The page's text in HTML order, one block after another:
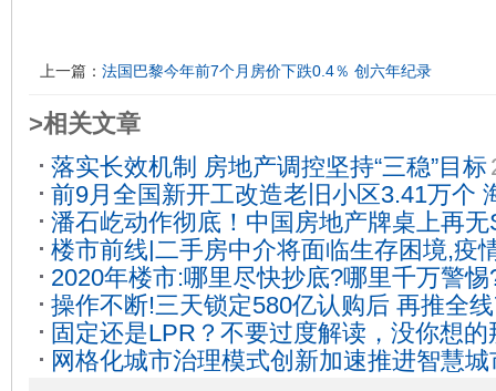
上一篇： 法国巴黎今年前7个月房价下跌0.4％ 创六年纪录
>相关文章
落实长效机制 房地产调控坚持“三稳”目标
前9月全国新开工改造老旧小区3.41万个
100%2020-11-15
潘石屹动作彻底！中国房地产牌桌上再
03-14
楼市前线|二手房中介将面临生存困境,疫
大2020-02-17
2020年楼市:哪里尽快抄底?哪里千万警惕
操作不断!三天锁定580亿认购后 再推全
17
固定还是LPR？不要过度解读，没你想
08-15
网格化城市治理模式创新加速推进智慧